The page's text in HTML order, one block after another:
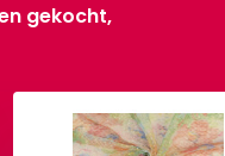
gekocht,